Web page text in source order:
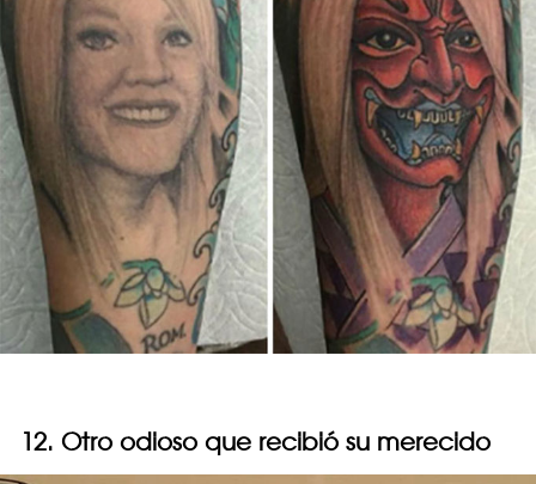
12. Otro odioso que recibió su merecido